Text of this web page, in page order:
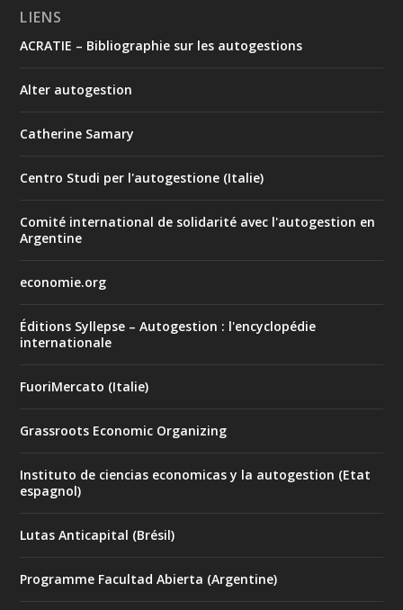
LIENS
ACRATIE – Bibliographie sur les autogestions
Alter autogestion
Catherine Samary
Centro Studi per l'autogestione (Italie)
Comité international de solidarité avec l'autogestion en
Argentine
economie.org
Éditions Syllepse – Autogestion : l'encyclopédie
internationale
FuoriMercato (Italie)
Grassroots Economic Organizing
Instituto de ciencias economicas y la autogestion (Etat
espagnol)
Lutas Anticapital (Brésil)
Programme Facultad Abierta (Argentine)